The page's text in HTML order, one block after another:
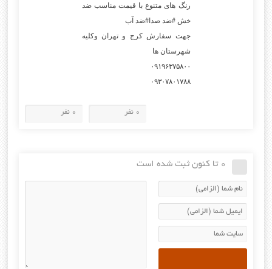
رنگ های متنوع با قیمت مناسب ضد
خش #ضد صدا#ضد آب
جهت سفارش کرج و تهران وکلیه
شهرستان ها
۰۹۱۹۶۳۷۵۸۰۰
۰۹۳۰۷۸۰۱۷۸۸
0 نفر 0 نفر
0 تا کنون ثبت شده است